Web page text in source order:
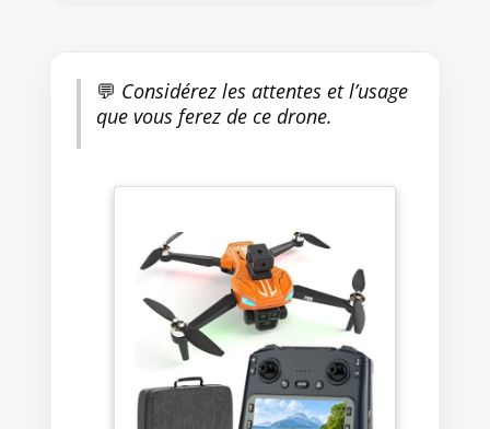
💬 Considérez les attentes et l’usage
que vous ferez de ce drone.